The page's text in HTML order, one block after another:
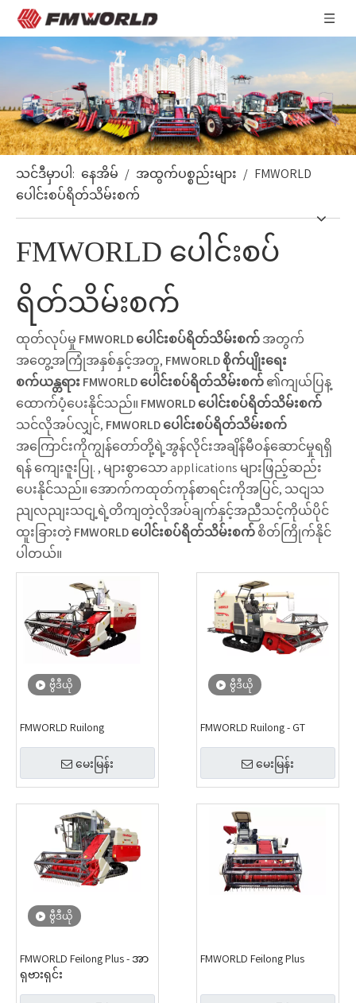
သင်ဒီမှာပါ: နေအိမ် / အထွက်ပစ္စည်းများ / FMWORLD
ပေါင်းစပ်ရိတ်သိမ်းစက်
FMWORLD ပေါင်းစပ်
ရိတ်သိမ်းစက်
ထုတ်လုပ်မှု FMWORLD ပေါင်းစပ်ရိတ်သိမ်းစက်အတွက်
အတွေ့အကြုံအနှစ်နှင့်အတူ, FMWORLD စိုက်ပျိုးရေး
စက်ယန္တရားFMWORLD ပေါင်းစပ်ရိတ်သိမ်းစက်၏ကျယ်ပြန့
ထောက်ပံ့ပေးနိုင်သည်။ FMWORLD ပေါင်းစပ်ရိတ်သိမ်းစက်
သင်လိုအပ်လျှင်, FMWORLD ပေါင်းစပ်ရိတ်သိမ်းစက်
အကြောင်းကိုကျွန်တော်တို့ရဲ့အွန်လိုင်းအချိန်မီဝန်ဆောင်မှုရရှိ
ရန် ကျေးဇူးပြု. , များစွာသော applications များဖြည့်ဆည်း
ပေးနိုင်သည်။ အောက်ကထုတ်ကုန်စာရင်းကိုအပြင်, သငျသ
ညျလညျးသငျ့ရဲ့တိကျတဲ့လိုအပ်ချက်နှင့်အညီသင့်ကိုယ်ပိုင်
ထူးခြားတဲ့ FMWORLD ပေါင်းစပ်ရိတ်သိမ်းစက်စိတ်ကြိုက်နိုင်
ပါတယ်။
ဗွီဒီယို
FMWORLD Ruilong
မေးမြန်း
ဗွီဒီယို
FMWORLD Ruilong - GT
မေးမြန်း
ဗွီဒီယို
FMWORLD Feilong Plus - အာ
ရှဗားရှင်း
FMWORLD Feilong Plus